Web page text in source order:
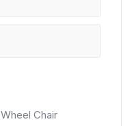
Wheel Chair